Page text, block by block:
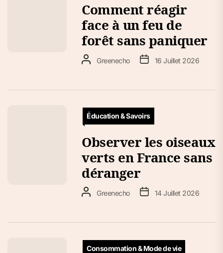
Comment réagir
face à un feu de
forêt sans paniquer
Greenecho 16 Juillet 2026
Éducation & Savoirs
Observer les oiseaux
verts en France sans
déranger
Greenecho 14 Juillet 2026
Consommation & Mode de vie